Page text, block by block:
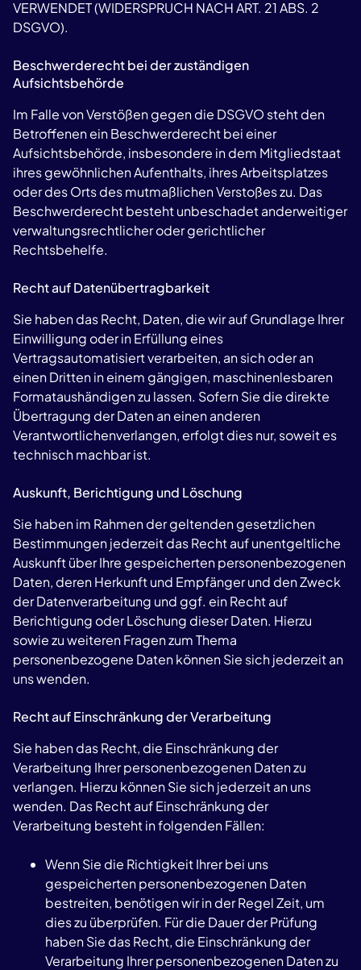
VERWENDET (WIDERSPRUCH NACH ART. 21 ABS. 2
DSGVO).
Beschwerderecht bei der zuständigen
Aufsichtsbehörde
Im Falle von Verstößen gegen die DSGVO steht den
Betroffenen ein Beschwerderecht bei einer
Aufsichtsbehörde, insbesondere in dem Mitgliedstaat
ihres gewöhnlichen Aufenthalts, ihres Arbeitsplatzes
oder des Orts des mutmaßlichen Verstoßes zu. Das
Beschwerderecht besteht unbeschadet anderweitiger
verwaltungsrechtlicher oder gerichtlicher
Rechtsbehelfe.
Recht auf Datenübertragbarkeit
Sie haben das Recht, Daten, die wir auf Grundlage Ihrer
Einwilligung oder in Erfüllung eines
Vertragsautomatisiert verarbeiten, an sich oder an
einen Dritten in einem gängigen, maschinenlesbaren
Formataushändigen zu lassen. Sofern Sie die direkte
Übertragung der Daten an einen anderen
Verantwortlichenverlangen, erfolgt dies nur, soweit es
technisch machbar ist.
Auskunft, Berichtigung und Löschung
Sie haben im Rahmen der geltenden gesetzlichen
Bestimmungen jederzeit das Recht auf unentgeltliche
Auskunft über Ihre gespeicherten personenbezogenen
Daten, deren Herkunft und Empfänger und den Zweck
der Datenverarbeitung und ggf. ein Recht auf
Berichtigung oder Löschung dieser Daten. Hierzu
sowie zu weiteren Fragen zum Thema
personenbezogene Daten können Sie sich jederzeit an
uns wenden.
Recht auf Einschränkung der Verarbeitung
Sie haben das Recht, die Einschränkung der
Verarbeitung Ihrer personenbezogenen Daten zu
verlangen. Hierzu können Sie sich jederzeit an uns
wenden. Das Recht auf Einschränkung der
Verarbeitung besteht in folgenden Fällen:
Wenn Sie die Richtigkeit Ihrer bei uns
gespeicherten personenbezogenen Daten
bestreiten, benötigen wir in der Regel Zeit, um
dies zu überprüfen. Für die Dauer der Prüfung
haben Sie das Recht, die Einschränkung der
Verarbeitung Ihrer personenbezogenen Daten zu